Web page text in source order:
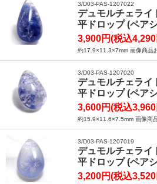
3/D03-PAS-1207022
デュモルチェライ
平ドロップ (ペア
3,900円(税込
約17.9×11.3×7mm 画像商品
3/D03-PAS-1207020
デュモルチェライ
平ドロップ (ペア
3,600円(税込
約15.9×11.6×7.5mm 画像商
3/D03-PAS-1207019
デュモルチェライ
平ドロップ (ペア
3,200円(税込